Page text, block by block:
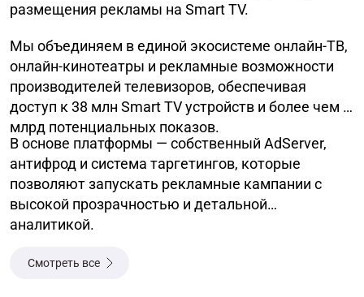
размещения рекламы на Smart TV.
Мы объединяем в единой экосистеме онлайн-ТВ,
онлайн-кинотеатры и рекламные возможности
производителей телевизоров, обеспечивая
доступ к 38 млн Smart TV устройств и более чем 2
млрд потенциальных показов.
В основе платформы — собственный AdServer,
антифрод и система таргетингов, которые
позволяют запускать рекламные кампании с
высокой прозрачностью и детальной
аналитикой.
Смотреть все